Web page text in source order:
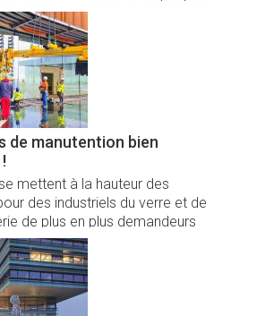
de CO2.
de manutention bien
mettent à la hauteur des
des industriels du verre et de
de plus en plus demandeurs
leur production et flux
tout en assurant ergonomie et
les ateliers.